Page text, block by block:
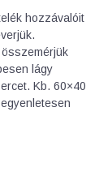
hozzávalóit
lágy
Kb. 60×40